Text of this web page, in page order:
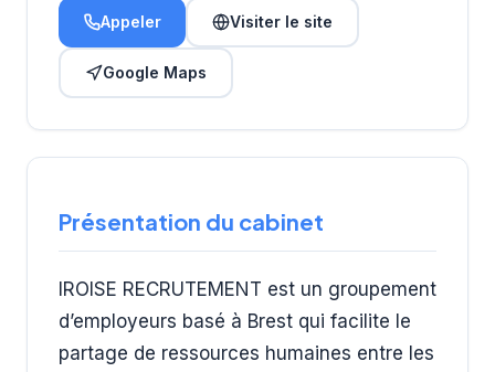
Appeler Visiter le site
Google Maps
Présentation du cabinet
IROISE RECRUTEMENT est un groupement
d’employeurs basé à Brest qui facilite le
partage de ressources humaines entre les